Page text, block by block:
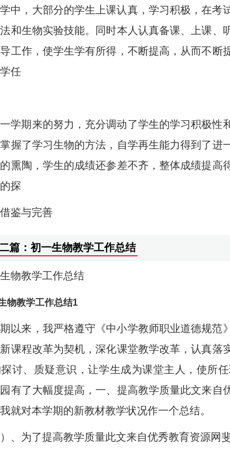
中，大部分的学生上课认真，学习积极，在考
和生物实验技能。同时本人认真备课、上课、
工作，使学生学有所得，不断提高，从而不断
任
学期来的努力，充分调动了学生的学习积极性
握了学习生物的方法，自学再生能力得到了进
熏陶，学生的成绩还参差不齐，整体成绩提高
探
鉴与完善
篇：初一生物教学工作总结
物教学工作总结
物教学工作总结1
以来，我严格遵守《中小学教师职业道德规范
课程改革为契机，深化课堂教学改革，认真落
讨、质疑意识，让学生成为课堂主人，使所
有了大幅度提高，一、提高教学质量此文来自
就对本学期的新教材教学状况作一个总结。
）、为了提高教学质量此文来自优秀教育资源网